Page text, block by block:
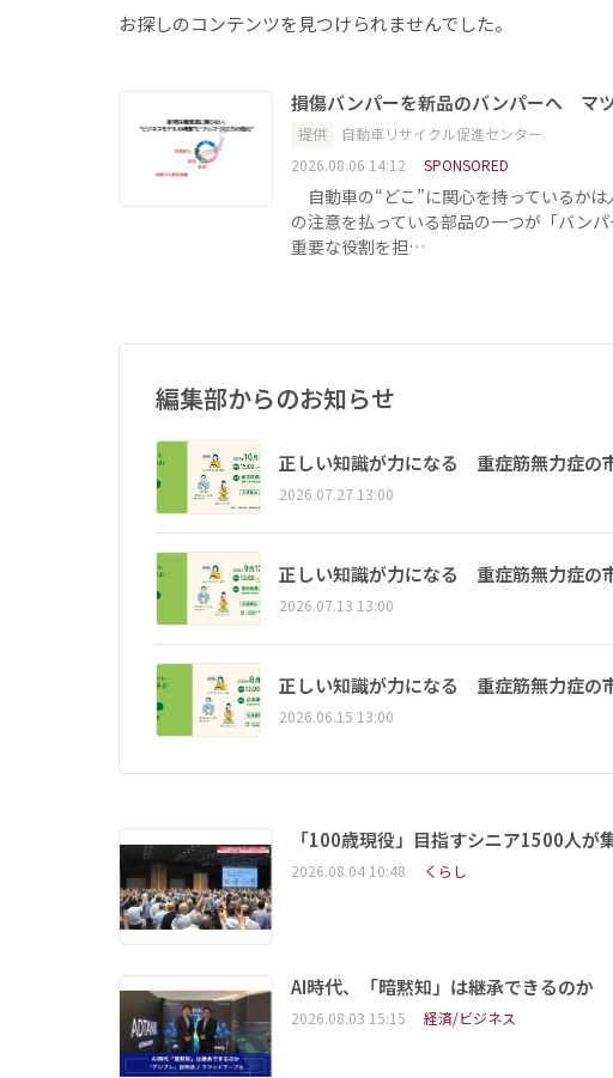
お探しのコンテンツを見つけられませんでした。
損傷バンパーを新品のバンパーへ マ
提供
自動車リサイクル促進センター
2026.08.06 14:12
SPONSORED
自動車の“どこ”に関心を持っているか
の注意を払っている部品の一つが「バン
重要な役割を担…
編集部からのお知らせ
正しい知識が力になる 重症筋無力症の
2026.07.27 13:00
正しい知識が力になる 重症筋無力症の
2026.07.13 13:00
正しい知識が力になる 重症筋無力症の
2026.06.15 13:00
「100歳現役」目指すシニア1500人
2026.08.04 10:48 くらし
AI時代、「暗黙知」は継承できるのか
2026.08.03 15:15 経済/ビジネス